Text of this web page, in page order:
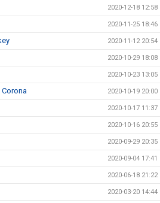
2020-12-18 12:58
2020-11-25 18:46
2020-11-12 20:54
2020-10-29 18:08
2020-10-23 13:05
2020-10-19 20:00
2020-10-17 11:37
2020-10-16 20:55
2020-09-29 20:35
2020-09-04 17:41
2020-06-18 21:22
2020-03-20 14:44